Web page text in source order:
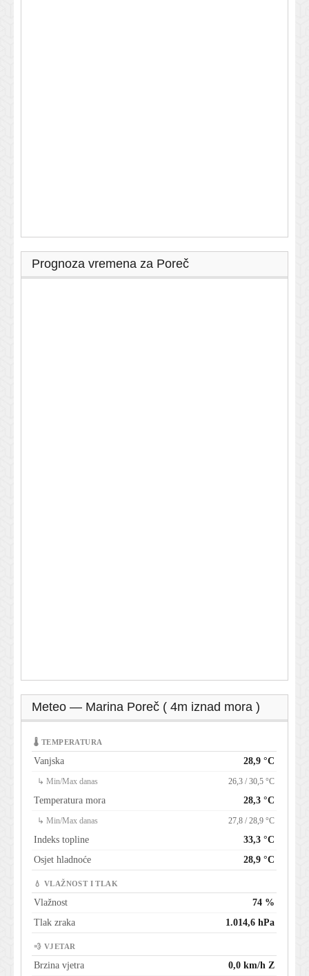
Prognoza vremena za Poreč
Meteo — Marina Poreč ( 4m iznad mora )
🌡 TEMPERATURA
Vanjska 28,9 °C
↳ Min/Max danas 26,3 / 30,5 °C
Temperatura mora 28,3 °C
↳ Min/Max danas 27,8 / 28,9 °C
Indeks topline
33,3 °C
Osjet hladnoće
28,9 °C
💧 VLAŽNOST I TLAK
Vlažnost
74 %
Tlak zraka
1.014,6 hPa
💨 VJETAR
Brzina vjetra
0,0 km/h Z